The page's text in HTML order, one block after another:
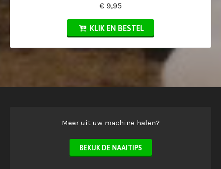
€ 9,95
KLIK EN BESTEL
Meer uit uw machine halen?
BEKIJK DE NAAITIPS